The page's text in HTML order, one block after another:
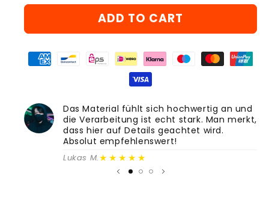
ADD TO CART
Das Material fühlt sich hochwertig an und
die Verarbeitung ist echt stark. Man merkt,
dass hier auf Details geachtet wird.
Absolut empfehlenswert!
Lukas M.★★★★★